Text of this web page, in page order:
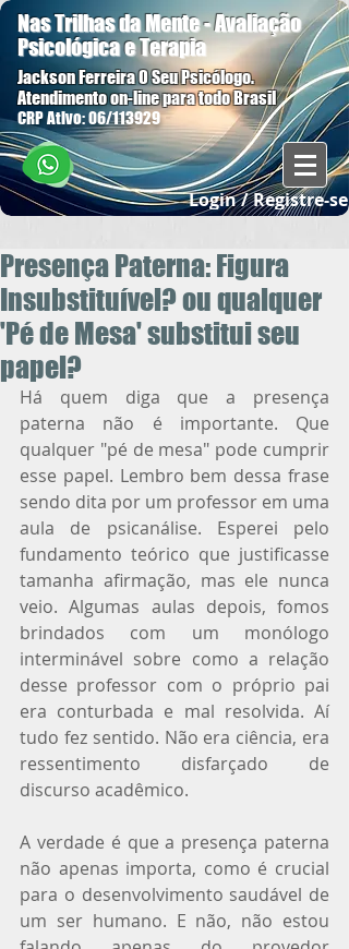
Login / Registre-se
Nas Trilhas da Mente - Avaliação
Psicológica e Terapia
Jackson Ferreira O Seu Psicólogo.
Atendimento on-line para todo Brasil
CRP Ativo: 06/113929
Presença Paterna: Figura
Insubstituível? ou qualquer
'Pé de Mesa' substitui seu
papel?
Há quem diga que a presença
paterna não é importante. Que
qualquer "pé de mesa" pode cumprir
esse papel. Lembro bem dessa frase
sendo dita por um professor em uma
aula de psicanálise. Esperei pelo
fundamento teórico que justificasse
tamanha afirmação, mas ele nunca
veio. Algumas aulas depois, fomos
brindados com um monólogo
interminável sobre como a relação
desse professor com o próprio pai
era conturbada e mal resolvida. Aí
tudo fez sentido. Não era ciência, era
ressentimento disfarçado de
discurso acadêmico.
A verdade é que a presença paterna
não apenas importa, como é crucial
para o desenvolvimento saudável de
um ser humano. E não, não estou